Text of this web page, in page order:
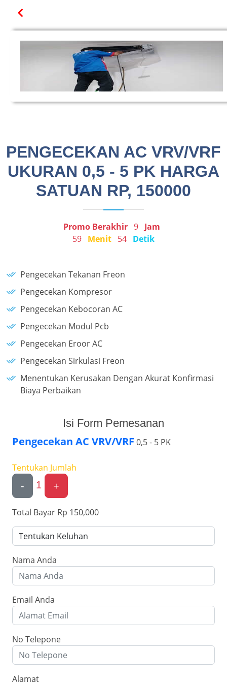
PENGECEKAN AC VRV/VRF
UKURAN 0,5 - 5 PK HARGA
SATUAN RP, 150000
Promo Berakhir 9 Jam
59 Menit 54 Detik
Pengecekan Tekanan Freon
Pengecekan Kompresor
Pengecekan Kebocoran AC
Pengecekan Modul Pcb
Pengecekan Eroor AC
Pengecekan Sirkulasi Freon
Menentukan Kerusakan Dengan Akurat Konfirmasi
Biaya Perbaikan
Isi Form Pemesanan
Pengecekan AC VRV/VRF 0,5 - 5 PK
Tentukan Jumlah
-
1 +
Total Bayar Rp 150,000
Nama Anda
Email Anda
No Telepone
Alamat